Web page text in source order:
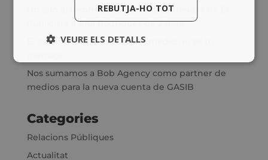
Un año al frente de la agencia: Entrevista de El
Publicista a Ana Rodríguez de Zárate
El asalto a TikTok: cuando el medio no es tu
Nos sumamos a Bob Agency como partner de
medios para la nueva cuenta de GASIB
Categories
Relacions Públiques
Actualitat
REBUTJA-HO TOT
VEURE ELS DETALLS